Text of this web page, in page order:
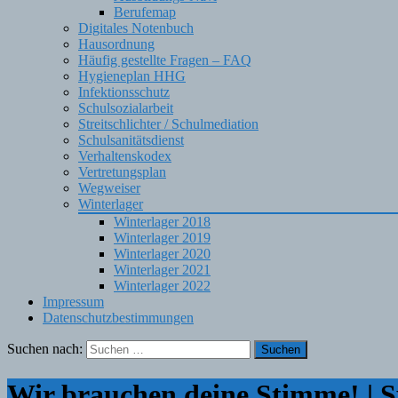
Berufemap
Digitales Notenbuch
Hausordnung
Häufig gestellte Fragen – FAQ
Hygieneplan HHG
Infektionsschutz
Schulsozialarbeit
Streitschlichter / Schulmediation
Schulsanitätsdienst
Verhaltenskodex
Vertretungsplan
Wegweiser
Winterlager
Winterlager 2018
Winterlager 2019
Winterlager 2020
Winterlager 2021
Winterlager 2022
Impressum
Datenschutzbestimmungen
Suchen nach: